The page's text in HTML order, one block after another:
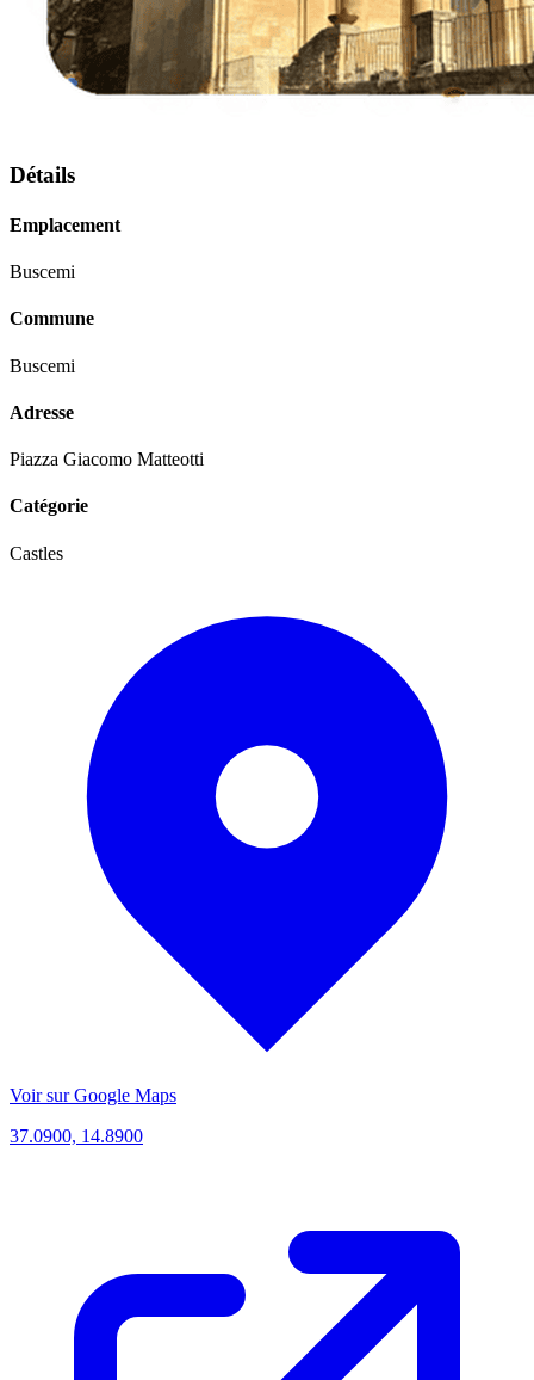
Détails
Emplacement
Buscemi
Commune
Buscemi
Adresse
Piazza Giacomo Matteotti
Catégorie
Castles
Voir sur Google Maps
37.0900, 14.8900